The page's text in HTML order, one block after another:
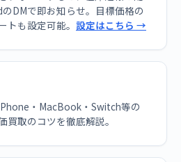
DMで即お知らせ。目標価格の
トも設定可能。 設定はこちら →
・MacBook・Switch等の
買取のコツを徹底解説。